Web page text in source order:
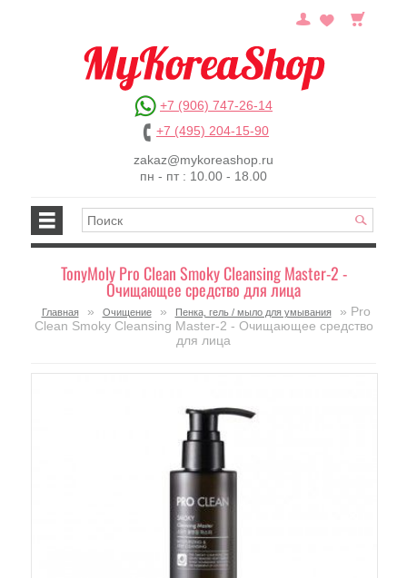
+7 (906) 747-26-14
+7 (495) 204-15-90
zakaz@mykoreashop.ru
пн - пт : 10.00 - 18.00
TonyMoly Pro Clean Smoky Cleansing Master-2 -
Очищающее средство для лица
Главная » Очищение » Пенка, гель / мыло для умывания
» Pro
Clean Smoky Cleansing Master-2 - Очищающее средство
для лица